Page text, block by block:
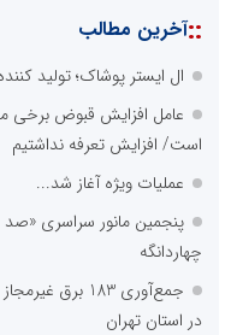
::آخرین مطالب
ال ایستر پوشاک؛ تولید کننده
عامل افزایش قبوض برخی
است/ افزایش تعرفه نداشتیم
عملیات ویژه آغاز شد...
پنجمین مانور سراسری
چهاردانگه
جمع‌آوری 183
در استان تهران